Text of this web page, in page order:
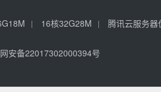
16核32G28M 腾讯云服务器
安备22017302000394号